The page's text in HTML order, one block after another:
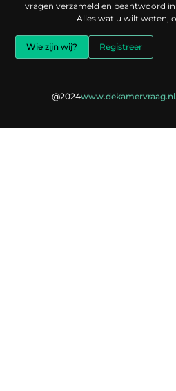
vragen verzameld en beantwoord
Alles wat u wilt weten,
Wie zijn wij? Registreer
@2024www.dekamervraag.nl.